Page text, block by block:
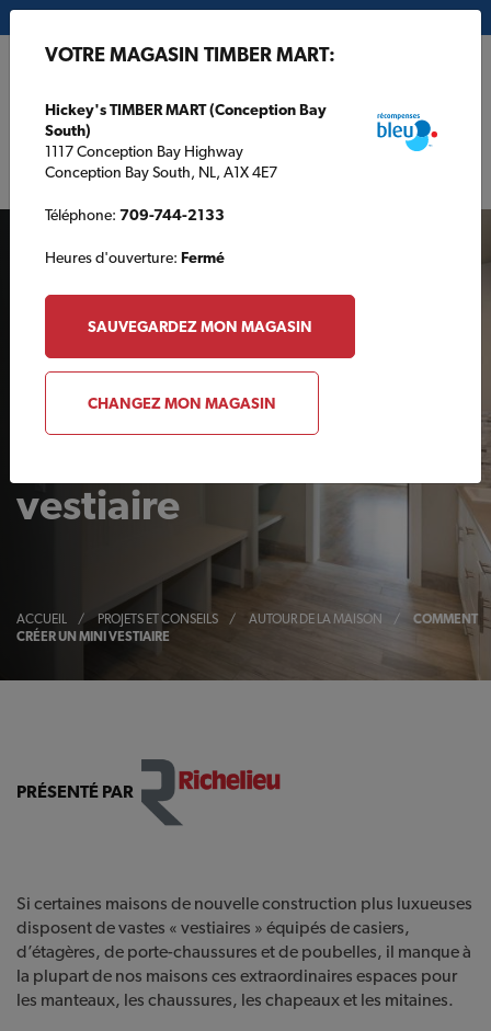
AUTOUR DE LA MAISON
vestiaire
ACCUEIL / PROJETS ET CONSEILS / AUTOUR DE LA MAISON /
COMMENT
CRÉER UN MINI VESTIAIRE
PRÉSENTÉ PAR
Si certaines maisons de nouvelle construction plus luxueuses
disposent de vastes « vestiaires » équipés de casiers,
d’étagères, de porte-chaussures et de poubelles, il manque à
la plupart de nos maisons ces extraordinaires espaces pour
les manteaux, les chaussures, les chapeaux et les mitaines.
VOTRE MAGASIN TIMBER MART:
Hickey's TIMBER MART (Conception Bay
South)
1117 Conception Bay Highway
Conception Bay South, NL, A1X 4E7
Téléphone: 709-744-2133
Heures d'ouverture: Fermé
SAUVEGARDEZ MON MAGASIN
CHANGEZ MON MAGASIN